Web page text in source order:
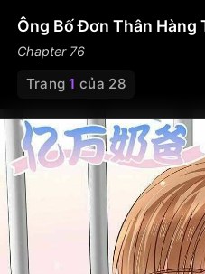
Ông Bố Đơn Thân Hàng
Chapter 76
Trang1 của 28